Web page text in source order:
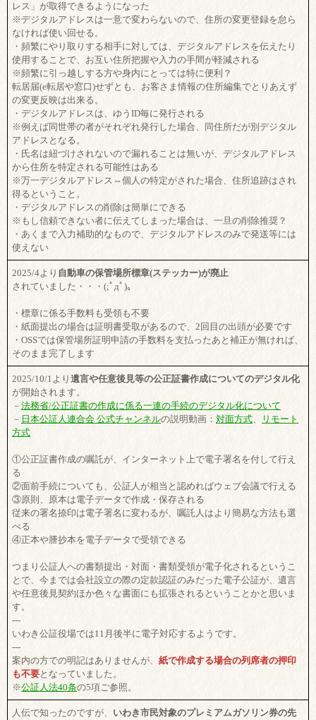
レス」が取得できるようになった
※デジタルアドレスは一意で変わらないので、住所の変更登録を怠ら
なければ使い回せる。
・頻繁にやり取りする相手に対しては、デジタルアドレスを伝えたり
使用することで、お互い住所把握や入力の手間が軽減される
※頻繁に引っ越しする方や身内にとっては特に便利？
転居届(e転居や窓口)せずとも、お客さま情報の住所編集でとりあえず
の変更反映は出来る。
・デジタルアドレスは、ゆうID毎に発行される
※例えば同世帯の者がそれぞれ発行した場合、同住所だが別デジタル
アドレスとなる。
・氏名は紐づけされないので漏れることは無いが、デジタルアドレス
から住所を特定される可能性はある
※万一デジタルアドレス⇔個人の特定がされた場合、住所追跡はされ
得るということ。
・デジタルアドレスの削除は簡単にできる
※もし信頼できない者に伝えてしまった場合は、一旦の削除推奨？
・あくまで入力補助的なもので、デジタルアドレスのみで発送等には
使えない
2025/4より 自動車の保管場所標章(ステッカー)が廃止
されていました・・・(;ﾟдﾟ)。
・標章に係る手数料も受領も不要
・紙面提出の場合は証明書受取があるので、2回目の出頭が必要です
・OSSでは保管場所証明申請の手数料を支払ったあと補正が無ければ、
そのまま完了します
2025/10/1より 遺言や任意後見等の公正証書作成についてのデジタル化
が開始されます。
－ 法務省/公正証書の作成に係る一連の手続のデジタル化について
－ 日本公証人連合会 公式チャンネルの説明動画： 対面方式、
リモート
方式
①公正証書作成の嘱託が、インターネット上で電子署名を付して行え
る
②面前手続についても、公証人が相当と認めればウェブ会議で行える
③原則、原本は電子データで作成・保存される
従来の署名捺印は電子署名に変わるが、嘱託人はより簡易な方法も選
べる
④正本や謄抄本を電子データで受領できる
つまり公証人への書類提出・対面・書類受領が電子化されるというこ
とで、今までは会社設立の際の定款認証のみだった電子公証が、遺言
や任意後見契約ほか色々な書面にも拡張されるということかと思いま
す。
---
いわき公証役場では11月後半に電子対応するようです。
---
案内の方での明記はありませんが、 紙で作成する場合の列席者の押印
も不要となっていました。
※公証人法40条の5項ご参照。
人伝で知ったのですが、 いわき市民対象のプレミアムガソリン券の先